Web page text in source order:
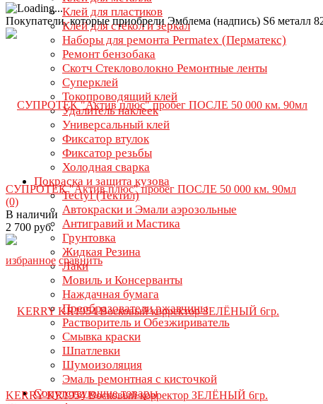
Клей для пластиков
Клей для стёкол и зеркал
Наборы для ремонта Permatex (Перматекс)
Ремонт бензобака
Скотч Стекловолокно Ремонтные ленты
Суперклей
Токопроводящий клей
Удалитель наклеек
Универсальный клей
Фиксатор втулок
Фиксатор резьбы
Холодная сварка
Покраска и защита кузова
Tectyl (Тектил)
Автокраски и Эмали аэрозольные
Антигравий и Мастика
Грунтовка
Жидкая Резина
Лаки
Мовиль и Консерванты
Наждачная бумага
Преобразователи ржавчины
Растворитель и Обезжириватель
Смывка краски
Шпатлевки
Шумоизоляция
Эмаль ремонтная с кисточкой
Сопутствующие товары
Покупатели, которые приобрели Эмблема (надпись) S6 металл
избранное сравнить
СУПРОТЕК "Актив плюс" пробег ПОСЛЕ 50 000 км. 90мл
(0)
В наличии
2 700 руб.
KERRY KR1954 Восковый корректор ЗЕЛЁНЫЙ 6гр.